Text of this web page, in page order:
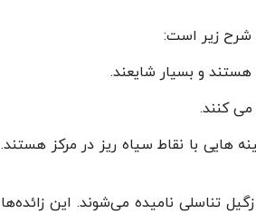
شرح زیر است:
هستند و بسیار شایعند.
کنند.
هایی با نقاط سیاه ریز در مرکز هستند.
تناسلی نامیده می‌شوند. این زائده‌ها